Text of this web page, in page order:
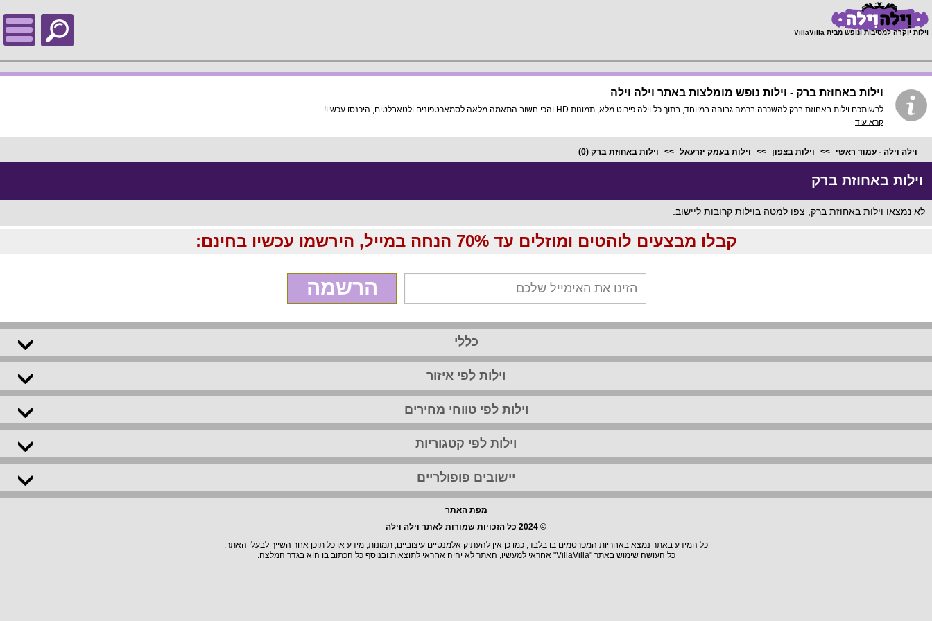
וילות יוקרה למסיבות ונופש מבית VillaVilla
וילות באחוזת ברק - וילות נופש מומלצות באתר וילה וילה
לרשותכם וילות באחוזת ברק להשכרה ברמה גבוהה במיוחד, בתוך כל וילה פירוט מלא, תמונות HD והכי חשוב התאמה מלאה לסמארטפונים ולטאבלטים, היכנסו עכשיו!
קרא עוד
וילה וילה - עמוד ראשי וילות בצפון וילות בעמק יזרעאל וילות באחוזת ברק (0)
וילות באחוזת ברק
לא נמצאו וילות באחוזת ברק, צפו למטה בוילות קרובות ליישוב.
קבלו מבצעים לוהטים ומוזלים עד 70% הנחה במייל, הירשמו עכשיו בחינם:
הרשמה
כללי
וילות לפי איזור
וילות לפי טווחי מחירים
וילות לפי קטגוריות
יישובים פופולריים
מפת האתר
© 2024 כל הזכויות שמורות לאתר וילה וילה
כל המידע באתר נמצא באחריות המפרסמים בו בלבד, כמו כן אין להעתיק אלמנטיים עיצוביים, תמונות, מידע או כל תוכן אחר השייך לבעלי האתר.
כל העושה שימוש באתר "VillaVilla" אחראי למעשיו, האתר לא יהיה אחראי לתוצאות ובנוסף כל הכתוב בו הוא בגדר המלצה.